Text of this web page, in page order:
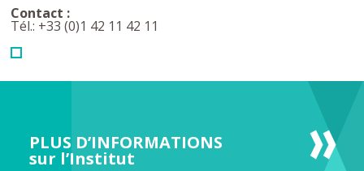
Contact :
Tél.: +33 (0)1 42 11 42 11
PLUS D’INFORMATIONS
sur l’Institut